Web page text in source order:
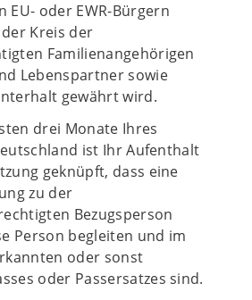
EU- oder EWR-Bürgern
Kreis der
Familienangehörigen
Lebenspartner sowie
gewährt wird.
drei Monate Ihres
ist Ihr Aufenthalt
geknüpft, dass eine
zu der
Bezugsperson
Person begleiten und im
oder sonst
oder Passersatzes sind.